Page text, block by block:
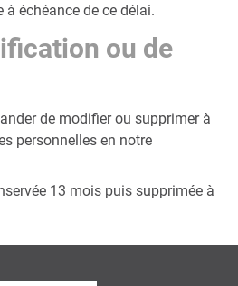
échéance de ce délai.
ou de
de modifier ou supprimer à
personnelles en notre
13 mois puis supprimée à